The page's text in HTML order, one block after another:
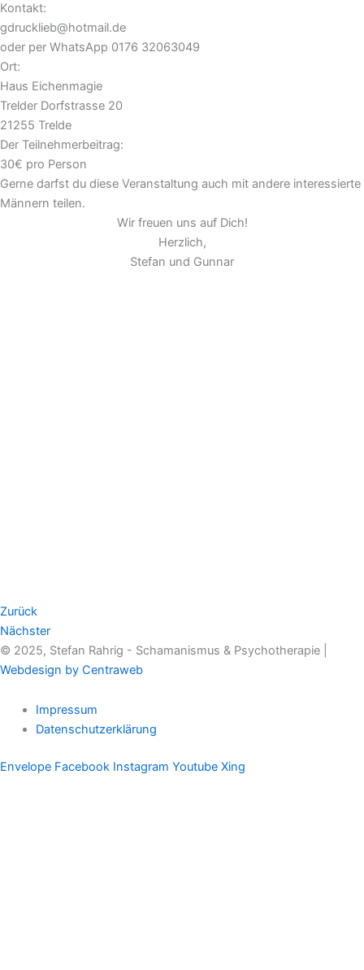
Kontakt:
gdrucklieb@hotmail.de
oder per WhatsApp 0176 32063049
Ort:
Haus Eichenmagie
Trelder Dorfstrasse 20
21255 Trelde
Der Teilnehmerbeitrag:
30€ pro Person
Gerne darfst du diese Veranstaltung auch mit andere interessierte
Männern teilen.
Wir freuen uns auf Dich!
Herzlich,
Stefan und Gunnar
Zurück
Nächster
© 2025, Stefan Rahrig - Schamanismus & Psychotherapie |
Webdesign by Centraweb
Impressum
Datenschutzerklärung
Envelope Facebook Instagram Youtube Xing